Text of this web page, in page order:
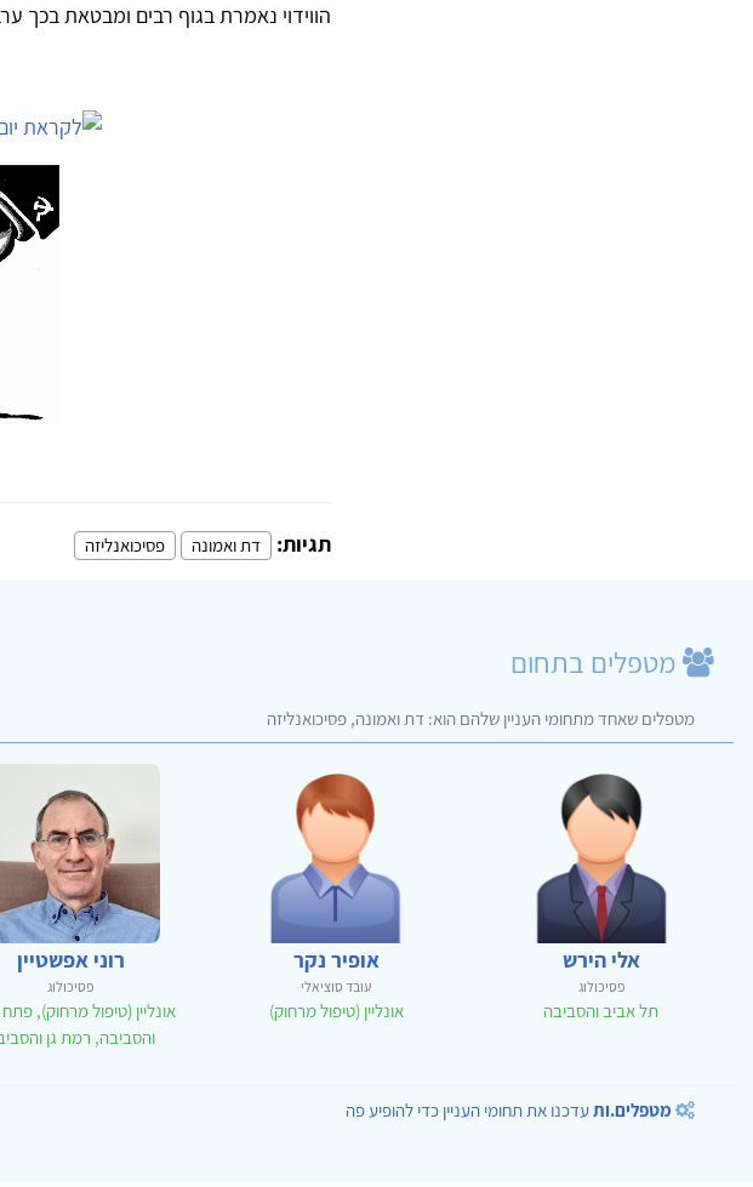
הווידוי נאמרת בגוף רבים ומבטאת בכך
תגיות: דת ואמונה פסיכואנליזה
מטפלים בתחום
מטפלים שאחד מתחומי העניין שלהם הוא: דת ואמונה, פסיכואנליזה
אלי הירש
פסיכולוג
תל אביב והסביבה
אופיר נקר
עובד סוציאלי
אונליין (טיפול מרחוק)
רוני אפשטיין
פסיכולוג
אונליין (טיפול מרחוק),
והסביבה, רמת גן
מטפלים.ותעדכנו את תחומי העניין כדי להופיע פה